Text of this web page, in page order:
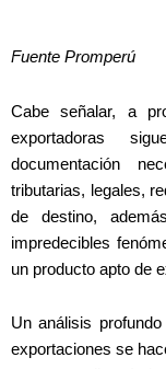
Fuente Promperú
Cabe señalar, a
exportadoras
documentación
tributarias, legales,
de destino,
impredecibles
un producto apto de
Un análisis
exportaciones se